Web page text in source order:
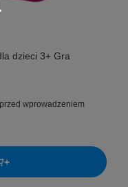
dzieci 3+ Gra
wprowadzeniem